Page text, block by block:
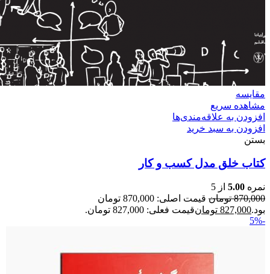
مقایسه
مشاهده سریع
افزودن به علاقه‌مندی‌ها
افزودن به سبد خرید
بستن
کتاب خلق مدل کسب و کار
نمره 5.00 از 5
870,000 تومان
قیمت اصلی: 870,000 تومان
بود.827,000 تومانقیمت فعلی: 827,000 تومان.
-5%